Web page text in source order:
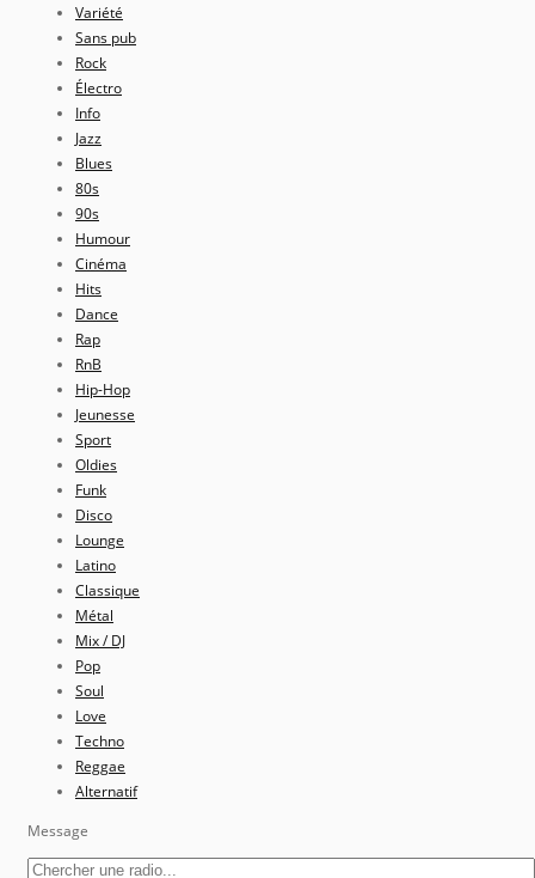
Variété
Sans pub
Rock
Électro
Info
Jazz
Blues
80s
90s
Humour
Cinéma
Hits
Dance
Rap
RnB
Hip-Hop
Jeunesse
Sport
Oldies
Funk
Disco
Lounge
Latino
Classique
Métal
Mix / DJ
Pop
Soul
Love
Techno
Reggae
Alternatif
Message